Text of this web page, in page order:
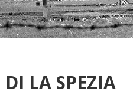
LA SPEZIA